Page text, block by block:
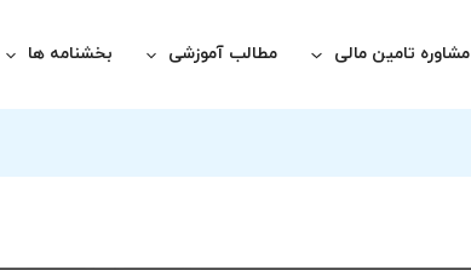
مشاوره تامین مالی مطالب آموزشی بخشنامه ها